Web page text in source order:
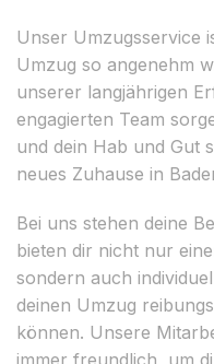
Unser Umzugsservice
Umzug so angenehm
unserer langjährigen
engagierten Team
und dein Hab und Gut
neues Zuhause in
Bei uns stehen deine
bieten dir nicht nur
sondern auch
deinen Umzug
können. Unsere
immer freundlich, um